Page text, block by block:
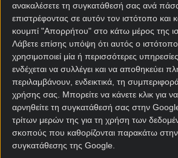
ανακαλέσετε τη συγκατάθεσή σας ανά
επιστρέφοντας σε αυτόν τον ιστότοπο και
κουμπί "Απορρήτου" στο κάτω μέρος της
Λάβετε επίσης υπόψη ότι αυτός ο
χρησιμοποιεί μία ή περισσότερες
ενδέχεται να συλλέγει και να αποθηκεύει
περιλαμβάνουν, ενδεικτικά, τη
χρήσης σας. Μπορείτε να κάνετε κλικ για
αρνηθείτε τη συγκατάθεσή σας στην
τρίτων μερών της για τη χρήση των
σκοπούς που καθορίζονται παρακάτω
συγκατάθεσης της Google.
άκρη του νήματος.
Νιούελς Ολντ
Εστουδιάντες
προγνωστικά
Άλλωστε, δεν ήταν η πρώτη φορά
ανάλογο, με την ίδια μεθοδολογία.
μήνες, άγνωστοι εισέβαλλαν και
προπονητικό κέντρο και άφησαν